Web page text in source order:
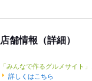
店舗情報（詳細）
「みんなで作るグルメサイト
詳しくはこちら